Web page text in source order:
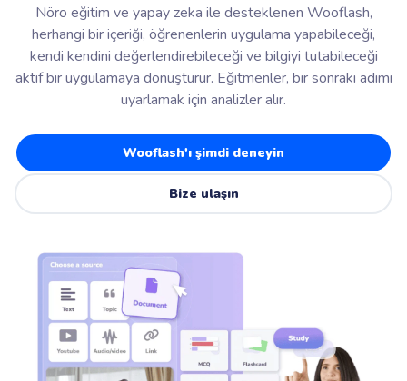
Nöro eğitim ve yapay zeka ile desteklenen Wooflash,
herhangi bir içeriği, öğrenenlerin uygulama yapabileceği,
kendi kendini değerlendirebileceği ve bilgiyi tutabileceği
aktif bir uygulamaya dönüştürür. Eğitmenler, bir sonraki adımı
uyarlamak için analizler alır.
Wooflash'ı şimdi deneyin
Bize ulaşın